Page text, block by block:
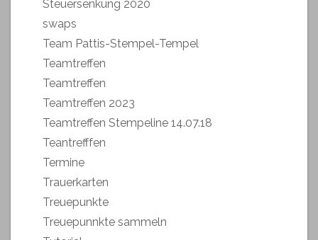
Steuersenkung 2020
swaps
Team Pattis-Stempel-Tempel
Teamtreffen
Teamtreffen
Teamtreffen 2023
Teamtreffen Stempeline 14.07.18
Teantrefffen
Termine
Trauerkarten
Treuepunkte
Treuepunnkte sammeln